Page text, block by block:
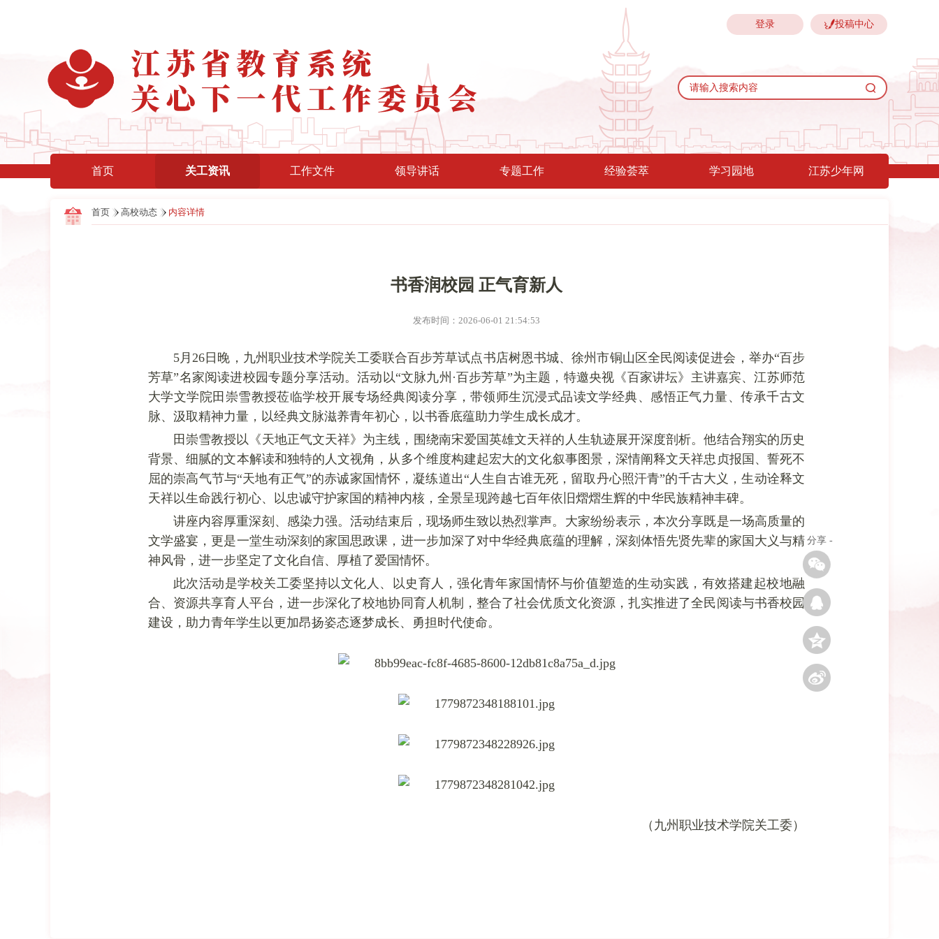
投稿中心
登录
首页 关工资讯 工作文件 领导讲话 专题工作 经验荟萃 学习园地 江苏少年网
首页 高校动态 内容详情
- 分享 -
书香润校园 正气育新人
发布时间：2026-06-01 21:54:53
5月26日晚，九州职业技术学院关工委联合百步芳草试点书店树恩书城、徐州市铜山区全民阅读促进会，举办“百步
芳草”名家阅读进校园专题分享活动。活动以“文脉九州·百步芳草”为主题，特邀央视《百家讲坛》主讲嘉宾、江苏师范
大学文学院田崇雪教授莅临学校开展专场经典阅读分享，带领师生沉浸式品读文学经典、感悟正气力量、传承千古文
脉、汲取精神力量，以经典文脉滋养青年初心，以书香底蕴助力学生成长成才。
田崇雪教授以《天地正气文天祥》为主线，围绕南宋爱国英雄文天祥的人生轨迹展开深度剖析。他结合翔实的历史
背景、细腻的文本解读和独特的人文视角，从多个维度构建起宏大的文化叙事图景，深情阐释文天祥忠贞报国、誓死不
屈的崇高气节与“天地有正气”的赤诚家国情怀，凝练道出“人生自古谁无死，留取丹心照汗青”的千古大义，生动诠释文
天祥以生命践行初心、以忠诚守护家国的精神内核，全景呈现跨越七百年依旧熠熠生辉的中华民族精神丰碑。
讲座内容厚重深刻、感染力强。活动结束后，现场师生致以热烈掌声。大家纷纷表示，本次分享既是一场高质量的
文学盛宴，更是一堂生动深刻的家国思政课，进一步加深了对中华经典底蕴的理解，深刻体悟先贤先辈的家国大义与精
神风骨，进一步坚定了文化自信、厚植了爱国情怀。
此次活动是学校关工委坚持以文化人、以史育人，强化青年家国情怀与价值塑造的生动实践，有效搭建起校地融
合、资源共享育人平台，进一步深化了校地协同育人机制，整合了社会优质文化资源，扎实推进了全民阅读与书香校园
建设，助力青年学生以更加昂扬姿态逐梦成长、勇担时代使命。
（ 九州职业技术学院关工委）